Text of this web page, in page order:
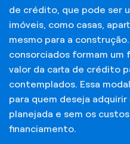
de crédito, que pode ser
imóveis, como casas,
mesmo para a
consorciados formam um
valor da carta de crédito
contemplados. Essa
para quem deseja
planejada e sem os
financiamento.